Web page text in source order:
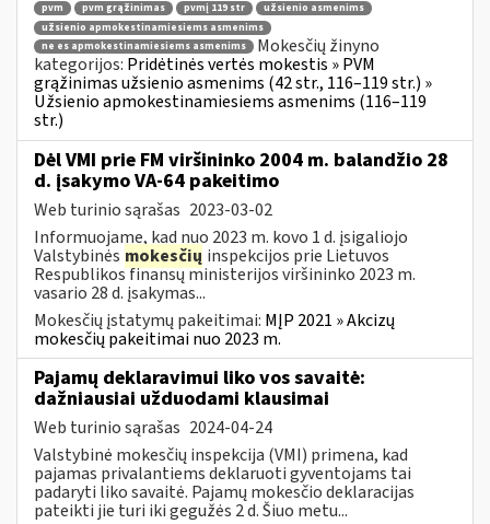
pvm pvm grąžinimas pvmį 119 str
užsienio asmenims
užsienio apmokestinamiesiems asmenims
ne es apmokestinamiesiems asmenims
Mokesčių žinyno
kategorijos: Pridėtinės vertės mokestis » PVM
grąžinimas užsienio asmenims (42 str., 116–119 str.) »
Užsienio apmokestinamiesiems asmenims (116–119
str.)
Dėl VMI prie FM viršininko 2004 m. balandžio 28
d. įsakymo VA-64 pakeitimo
Web turinio sąrašas 2023-03-02
Informuojame, kad nuo 2023 m. kovo 1 d. įsigaliojo
Valstybinės mokesčių inspekcijos prie Lietuvos
Respublikos finansų ministerijos viršininko 2023 m.
vasario 28 d. įsakymas...
Mokesčių įstatymų pakeitimai: MĮP 2021 » Akcizų
mokesčių pakeitimai nuo 2023 m.
Pajamų deklaravimui liko vos savaitė:
dažniausiai užduodami klausimai
Web turinio sąrašas 2024-04-24
Valstybinė mokesčių inspekcija (VMI) primena, kad
pajamas privalantiems deklaruoti gyventojams tai
padaryti liko savaitė. Pajamų mokesčio deklaracijas
pateikti jie turi iki gegužės 2 d. Šiuo metu...